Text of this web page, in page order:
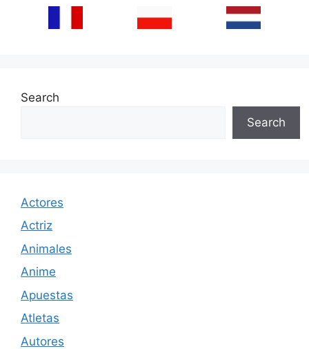
Search
Search
Actores
Actriz
Animales
Anime
Apuestas
Atletas
Autores